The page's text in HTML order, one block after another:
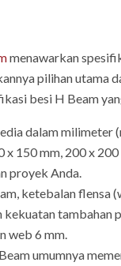
menawarkan
pilihan utama
besi H Beam
dalam milimeter
150 mm, 200 x
proyek Anda.
ketebalan flensa
tambahan
web 6 mm.
umumnya